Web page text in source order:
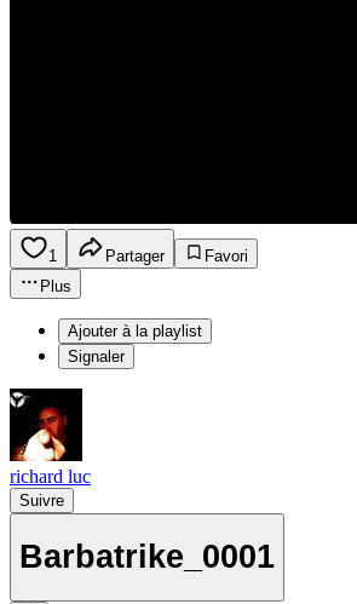
1 Partager
Favori
Plus
Ajouter à la playlist
Signaler
richard luc
Suivre
Barbatrike_0001